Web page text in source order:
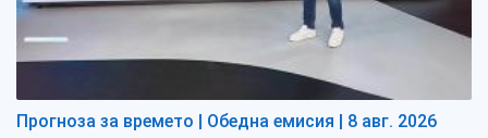
Прогноза за времето | Обедна емисия | 8 авг. 2026